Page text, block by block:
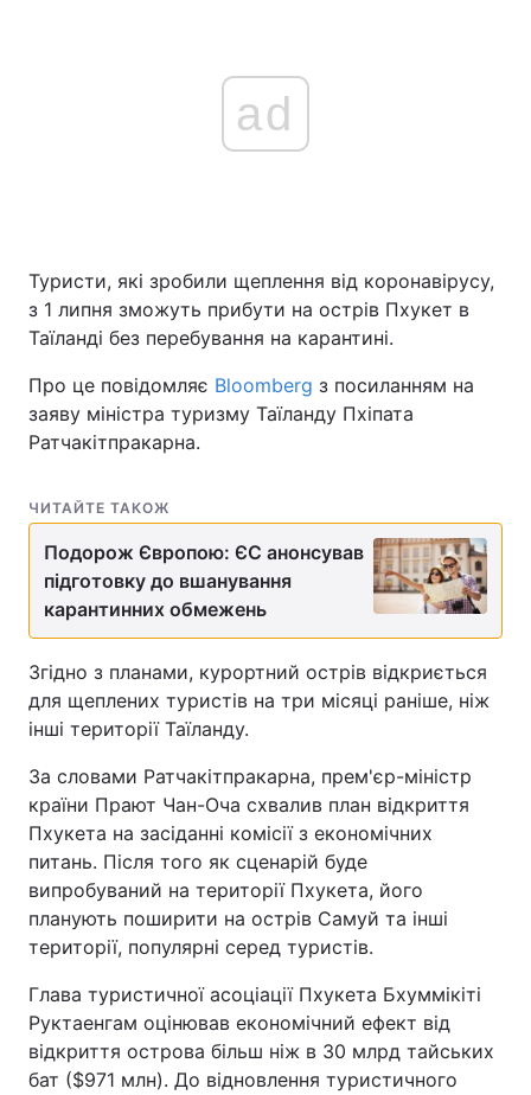
ad
Туристи, які зробили щеплення від коронавірусу,
з 1 липня зможуть прибути на острів Пхукет в
Таїланді без перебування на карантині.
Про це повідомляє Bloomberg з посиланням на
заяву міністра туризму Таїланду Пхіпата
Ратчакітпракарна.
ЧИТАЙТЕ ТАКОЖ
Подорож Європою: ЄС анонсував
підготовку до вшанування
карантинних обмежень
Згідно з планами, курортний острів відкриється
для щеплених туристів на три місяці раніше, ніж
інші території Таїланду.
За словами Ратчакітпракарна, прем'єр-міністр
країни Прают Чан-Оча схвалив план відкриття
Пхукета на засіданні комісії з економічних
питань. Після того як сценарій буде
випробуваний на території Пхукета, його
планують поширити на острів Самуй та інші
території, популярні серед туристів.
Глава туристичної асоціації Пхукета Бхуммікіті
Руктаенгам оцінював економічний ефект від
відкриття острова більш ніж в 30 млрд тайських
бат ($971 млн). До відновлення туристичного